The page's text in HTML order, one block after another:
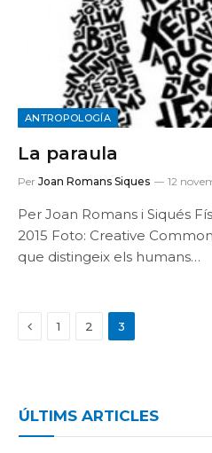
ANTROPOLOGÍA
La paraula
Per Joan Romans Siques 12
Per Joan Romans i Siqués
2015 Foto: Creative
que distingeix els humans…
Previous
1 2 3
ÚLTIMS ARTICLES